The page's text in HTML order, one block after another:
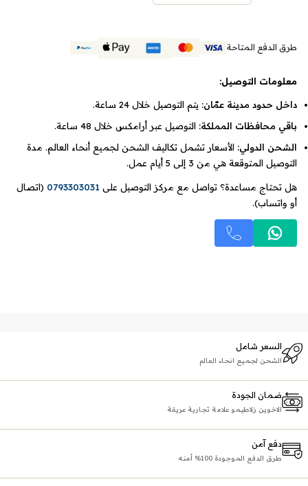
طرق الدفع المتاحة
معلومات التوصيل:
داخل حدود مدينة عمّان: يتم التوصيل خلال 24 ساعة.
باقي محافظات المملكة: التوصيل عبر أرامكس خلال 48 ساعة.
الشحن الدولي: الأسعار تشمل تكاليف الشحن لجميع أنحاء العالم. مدة
التوصيل المتوقعة هي من 3 إلى 5 أيام عمل.
هل تحتاج مساعدة؟ تواصل مع مركز التوصيل على 0793303031 (اتصال
أو واتساب).
السعر شامل
الشحن لجميع انحاء العالم
ضمان الجودة
الاخوين زلاطيمو علامة تجارية عريقة
دفع آمن
طرق الدفع الموجودة 100% أمنه